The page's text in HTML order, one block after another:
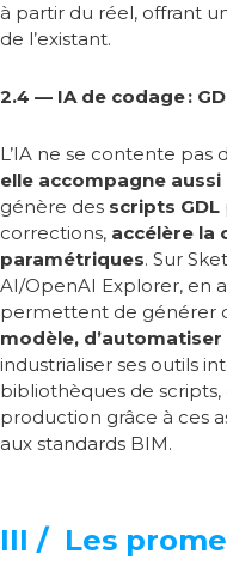
à partir du réel, offrant
de l’existant.
2.4 — IA de codage :
L’IA ne se contente pas
elle accompagne
génère des scripts GDL
corrections, accélère la
paramétriques. Sur
AI/OpenAI Explorer, en
permettent de générer
modèle,
industrialiser ses outils
bibliothèques de
production grâce à ces
aux standards BIM.
III / Les